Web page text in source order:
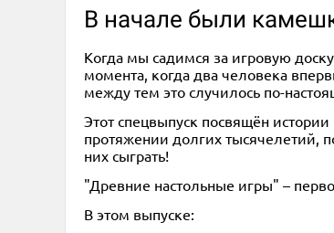
В начале были
Когда мы садимся за игровую
момента, когда два человека
между тем это случилось по-
Этот спецвыпуск посвящён
протяжении долгих тысячелетий,
них сыграть!
"Древние настольные игры" –
В этом выпуске: